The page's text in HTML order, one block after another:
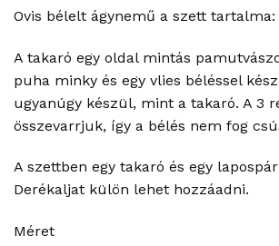
Ovis bélelt ágynemű a szett tartalma:
A takaró egy oldal mintás
puha minky és egy vlies béléssel
ugyanúgy készül, mint a takaró. A 3
összevarrjuk, így a bélés nem fog
A szettben egy takaró és egy
Derékaljat külön lehet hozzáadni.
Méret